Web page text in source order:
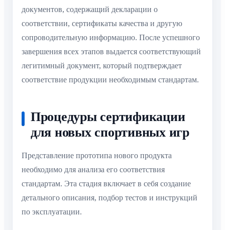
документов, содержащий декларации о
соответствии, сертификаты качества и другую
сопроводительную информацию. После успешного
завершения всех этапов выдается соответствующий
легитимный документ, который подтверждает
соответствие продукции необходимым стандартам.
Процедуры сертификации
для новых спортивных игр
Представление прототипа нового продукта
необходимо для анализа его соответствия
стандартам. Эта стадия включает в себя создание
детального описания, подбор тестов и инструкций
по эксплуатации.